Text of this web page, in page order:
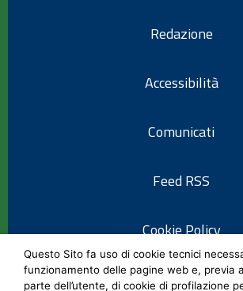
Redazione
Accessibilità
Comunicati
Feed RSS
Cookie Policy
Informativa privacy
Questo Sito fa uso di cookie tecnici
funzionamento delle pagine web e, previa
parte dell’utente, di cookie di profilazione